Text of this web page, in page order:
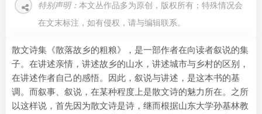
特别声明： 本文丛作品多为原创，版权所有；特殊情况会
在文末标注，如有侵权，请与编辑联系。
散文诗集《散落故乡的粗粮》，是一部作者在向读者叙说的集
子。在讲述亲情，讲述故乡的山水，讲述城市与乡村的区别，
在讲述作者自己的感悟。因此，叙说与讲述，是这本书的基
调。而叙事、叙说，在某种程度上是散文诗的魅力所在。之所
以这样说，首先因为散文诗是诗，继而根据山东大学孙基林教